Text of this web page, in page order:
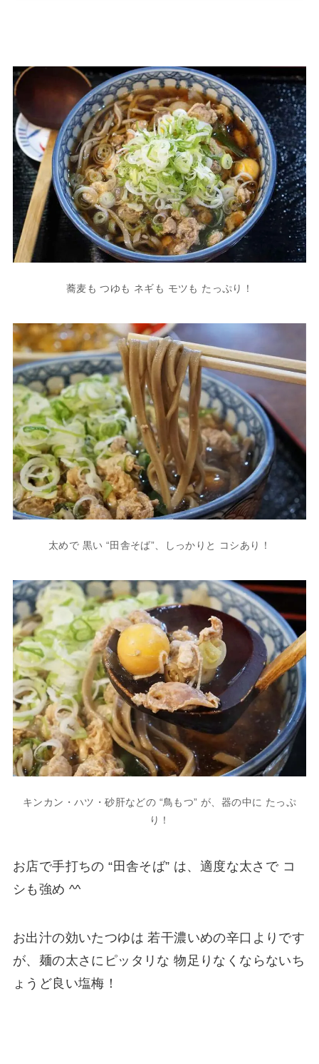
蕎麦も つゆも ネギも モツも たっぷり！
太めで 黒い “田舎そば”、しっかりと コシあり！
キンカン・ハツ・砂肝などの “鳥もつ” が、器の中に たっぷ
り！
お店で手打ちの “田舎そば” は、適度な太さで コ
シも強め ^^
お出汁の効いたつゆは 若干濃いめの辛口よりです
が、麺の太さにピッタリな 物足りなくならないち
ょうど良い塩梅！